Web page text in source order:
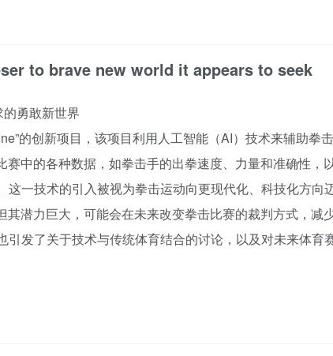
to brave new world it appears to seek
的勇敢新世界
的创新项目，该项目利用人工智能（AI）技术来辅助拳击
中的各种数据，如拳击手的出拳速度、力量和准确性，
一技术的引入被视为拳击运动向更现代化、科技化方向
潜力巨大，可能会在未来改变拳击比赛的裁判方式，减
发了关于技术与传统体育结合的讨论，以及对未来体育